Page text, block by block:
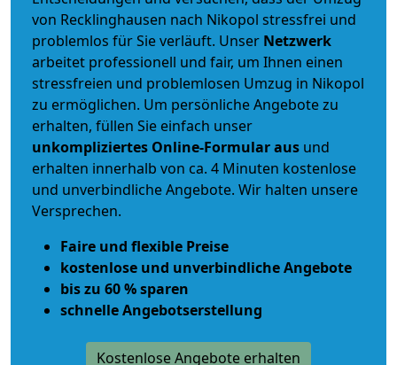
von Recklinghausen nach Nikopol stressfrei und
problemlos für Sie verläuft. Unser Netzwerk
arbeitet professionell und fair, um Ihnen einen
stressfreien und problemlosen Umzug in Nikopol
zu ermöglichen. Um persönliche Angebote zu
erhalten, füllen Sie einfach unser
unkompliziertes Online-Formular aus und
erhalten innerhalb von ca. 4 Minuten kostenlose
und unverbindliche Angebote. Wir halten unsere
Versprechen.
Faire und flexible Preise
kostenlose und unverbindliche Angebote
bis zu 60 % sparen
schnelle Angebotserstellung
Kostenlose Angebote erhalten